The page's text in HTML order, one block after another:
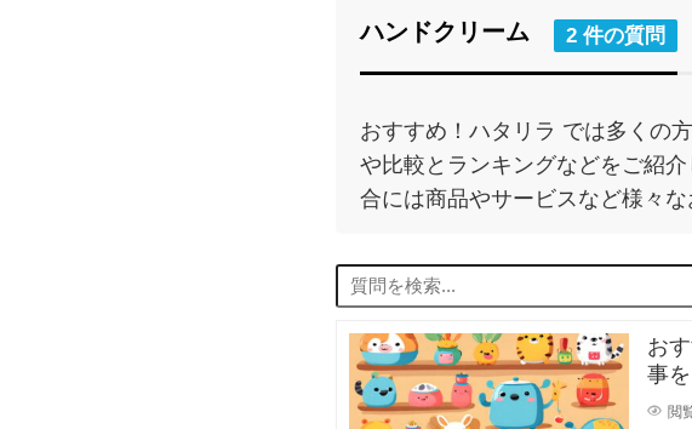
ハンドクリーム 2 件の質問
おすすめ！ハタリラ では多くの
や比較とランキングなどをご紹
合には商品やサービスなど様々
お
事
肌閲